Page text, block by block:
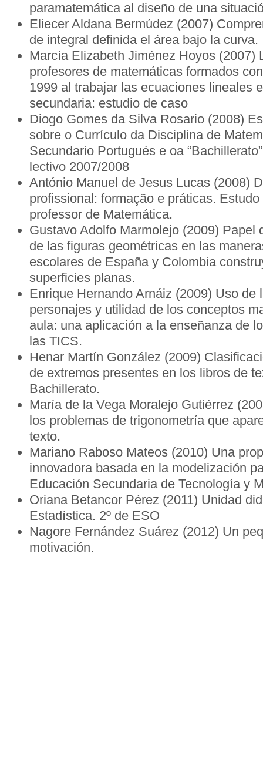
paramatemática al diseño de una
Eliecer Aldana Bermúdez (2007)
de integral definida el área bajo la curva.
Marcía Elizabeth Jiménez Hoyos (2007)
profesores de matemáticas formados
1999 al trabajar las ecuaciones lineales
secundaria: estudio de caso
Diogo Gomes da Silva Rosario (2008)
sobre o Currículo da Disciplina de
Secundario Portugués e oa
lectivo 2007/2008
António Manuel de Jesus Lucas (2008)
profissional: formação e práticas.
professor de Matemática.
Gustavo Adolfo Marmolejo (2009) Papel
de las figuras geométricas en las
escolares de España y Colombia
superficies planas.
Enrique Hernando Arnáiz (2009) Uso de
personajes y utilidad de los conceptos
aula: una aplicación a la enseñanza de
las TICS.
Henar Martín González (2009)
de extremos presentes en los libros de
Bachillerato.
María de la Vega Moralejo Gutiérrez
los problemas de trigonometría que
texto.
Mariano Raboso Mateos (2010) Una
innovadora basada en la modelización
Educación Secundaria de Tecnología y
Oriana Betancor Pérez (2011) Unidad
Estadística. 2º de ESO
Nagore Fernández Suárez (2012) Un
motivación.